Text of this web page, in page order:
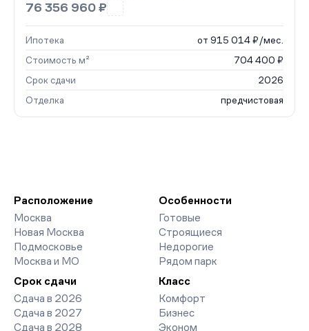
76 356 960 ₽
Ипотека
от 915 014 ₽/мес.
Стоимость м²
704 400 ₽
Срок сдачи
2026
Отделка
предчистовая
Расположение
Москва
Новая Москва
Подмосковье
Москва и МО
Особенности
Готовые
Строящиеся
Недорогие
Рядом парк
Срок сдачи
Сдача в 2026
Сдача в 2027
Сдача в 2028
Класс
Комфорт
Бизнес
Эконом